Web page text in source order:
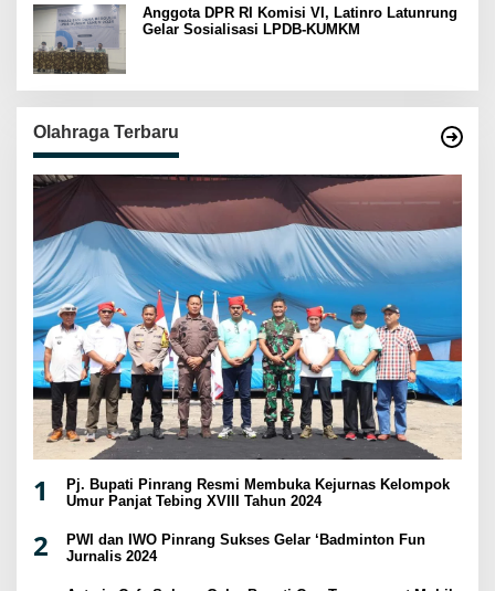
Anggota DPR RI Komisi VI, Latinro Latunrung
Gelar Sosialisasi LPDB-KUMKM
Olahraga Terbaru
1
Pj. Bupati Pinrang Resmi Membuka Kejurnas Kelompok
Umur Panjat Tebing XVIII Tahun 2024
2
PWI dan IWO Pinrang Sukses Gelar ‘Badminton Fun
Jurnalis 2024